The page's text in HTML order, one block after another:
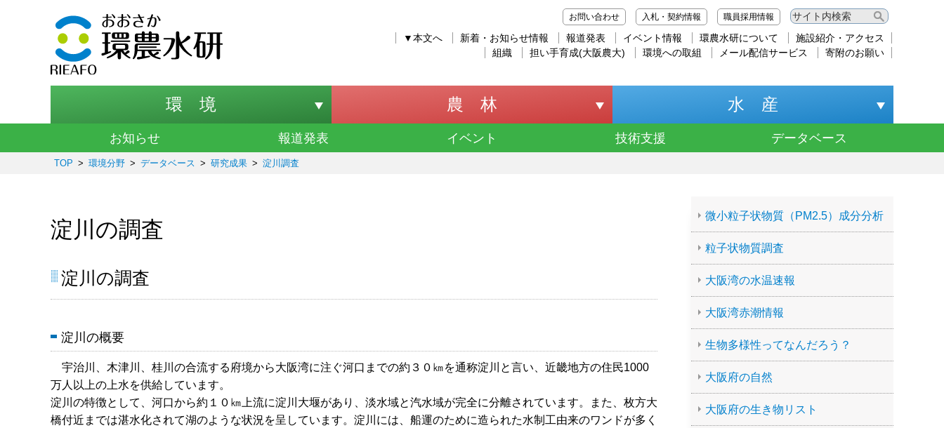
お問い合わせ 入札・契約情報 職員採用情報
▼本文へ 新着・お知らせ情報 報道発表 イベント情報 環農水研について
施設紹介・アクセス
組織
担い手育成(大阪農大) 環境への取組 メール配信サービス 寄附のお願い
環 境 農 林 水 産
お知らせ 報道発表 イベント 技術支援 データベース
TOP 環境分野 データベース 研究成果 淀川調査
淀川の調査
淀川の調査
淀川の概要
宇治川、木津川、桂川の合流する府境から大阪湾に注ぐ河口までの約３０㎞を通称淀川と言い、近畿地方の住民1000
万人以上の上水を供給しています。
淀川の特徴として、河口から約１０㎞上流に淀川大堰があり、淡水域と汽水域が完全に分離されています。また、枚方大
橋付近までは湛水化されて湖のような状況を呈しています。淀川には、船運のために造られた水制工由来のワンドが多く
微小粒子状物質（PM2.5）成分分析
粒子状物質調査
大阪湾の水温速報
大阪湾赤潮情報
生物多様性ってなんだろう？
大阪府の自然
大阪府の生き物リスト